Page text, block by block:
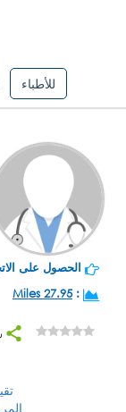
للأطباء
الحصول على
:
27.95 Miles